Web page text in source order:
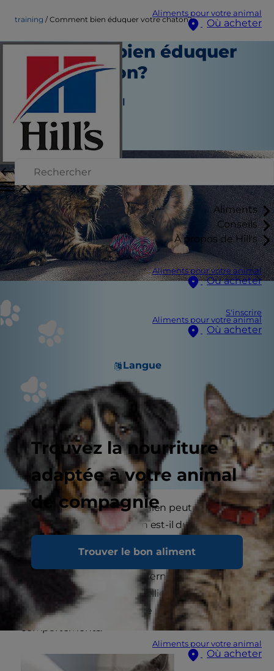
Aliments pour votre animal
Où acheter
Aliments
Conseils
À propos de Hill's
Aliments pour votre animal
Où acheter
S'inscrire
Aliments pour votre animal
Où acheter
Langue
Trouvez la nourriture
adaptée à votre animal
de compagnie
Trouver le bon aliment
Aliments pour votre animal
Où acheter
training Comment bien éduquer votre chaton?
Comment bien éduquer
votre chaton?
Éducation
Auteur du personnel
|
Septembre 21, 2015
Nous savons tous que le chien peut recevoir des
ordres de base, mais qu’en est-il du chat ? Le
chat n’est pas une espèce sociale comme le
chien, il n’apprécie donc pas les compliments de
la même manière que ce dernier. Toutefois, le
chat est un animal très intelligent et il a la
capacité d’apprendre toute une série de
comportements.